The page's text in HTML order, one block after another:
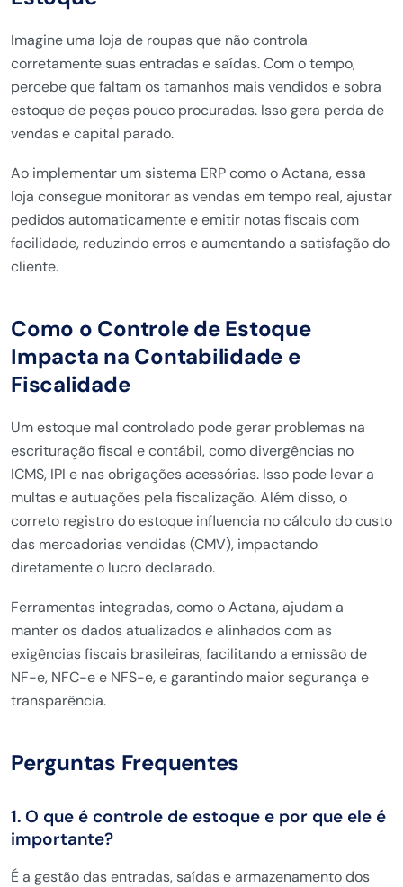
Imagine uma loja de roupas que não controla
corretamente suas entradas e saídas. Com o tempo,
percebe que faltam os tamanhos mais vendidos e sobra
estoque de peças pouco procuradas. Isso gera perda de
vendas e capital parado.
Ao implementar um sistema ERP como o Actana, essa
loja consegue monitorar as vendas em tempo real, ajustar
pedidos automaticamente e emitir notas fiscais com
facilidade, reduzindo erros e aumentando a satisfação do
cliente.
Como o Controle de Estoque
Impacta na Contabilidade e
Fiscalidade
Um estoque mal controlado pode gerar problemas na
escrituração fiscal e contábil, como divergências no
ICMS, IPI e nas obrigações acessórias. Isso pode levar a
multas e autuações pela fiscalização. Além disso, o
correto registro do estoque influencia no cálculo do custo
das mercadorias vendidas (CMV), impactando
diretamente o lucro declarado.
Ferramentas integradas, como o Actana, ajudam a
manter os dados atualizados e alinhados com as
exigências fiscais brasileiras, facilitando a emissão de
NF-e, NFC-e e NFS-e, e garantindo maior segurança e
transparência.
Perguntas Frequentes
1. O que é controle de estoque e por que ele é
importante?
É a gestão das entradas, saídas e armazenamento dos